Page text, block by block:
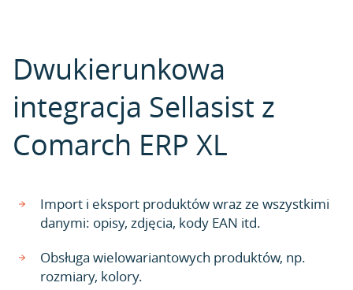
Dwukierunkowa
integracja Sellasist z
Comarch ERP XL
Import i eksport produktów wraz ze wszystkimi
danymi: opisy, zdjęcia, kody EAN itd.
Obsługa wielowariantowych produktów, np.
rozmiary, kolory.